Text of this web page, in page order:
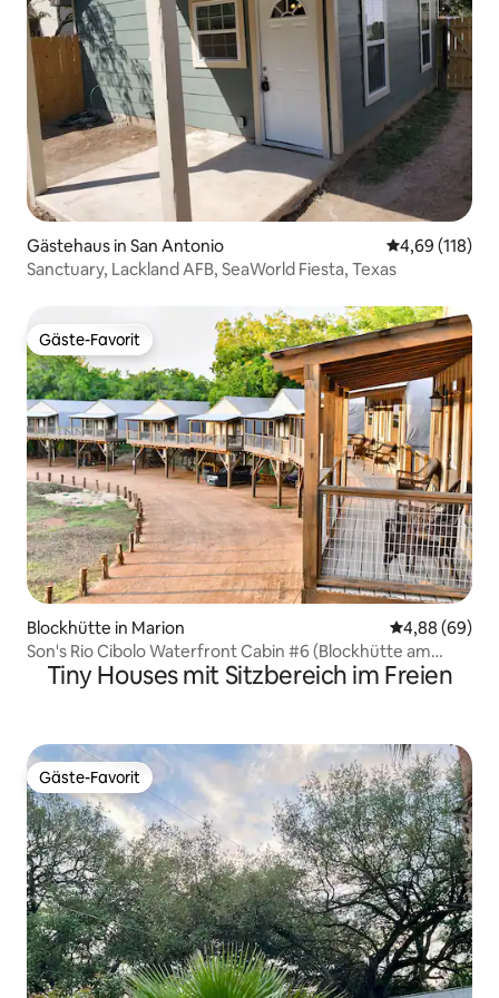
Gästehaus in San Antonio
4,69 (118)
Sanctuary, Lackland AFB, SeaWorld Fiesta, Texas
Gäste-Favorit
Gäste-Favorit
Blockhütte in Marion
4,88 (69)
Son's Rio Cibolo Waterfront Cabin #6 (Blockhütte am
Wasser)
Tiny Houses mit Sitzbereich im Freien
Gäste-Favorit
Gäste-Favorit